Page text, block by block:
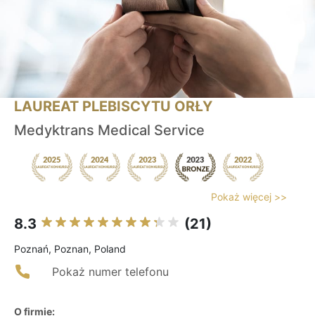
LAUREAT PLEBISCYTU ORŁY
Medyktrans Medical Service
Pokaż więcej >>
8.3 (21)
Poznań, Poznan, Poland
Pokaż numer telefonu
O firmie: